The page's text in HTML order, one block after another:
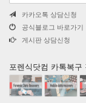
카카오톡 상담신청
공식블로그 바로가기
게시판 상담신청
포렌식닷컴 카톡복구